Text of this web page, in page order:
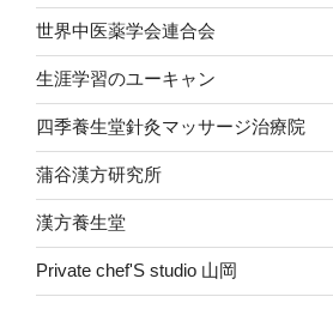
世界中医薬学会連合会
生涯学習のユーキャン
四季養生堂針灸マッサージ治療院
蒲谷漢方研究所
漢方養生堂
Private chef'S studio 山岡